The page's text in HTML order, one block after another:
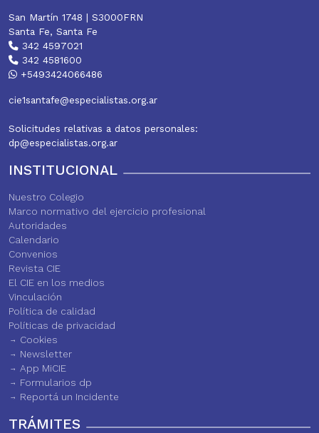
San Martín 1748 | S3000FRN
Santa Fe, Santa Fe
342 4597021
342 4581600
+5493424066486
cie1santafe@especialistas.org.ar
Solicitudes relativas a datos personales:
dp@especialistas.org.ar
INSTITUCIONAL
Nuestro Colegio
Marco normativo del ejercicio profesional
Autoridades
Calendario
Convenios
Revista CIE
El CIE en los medios
Vinculación
Política de calidad
Políticas de privacidad
Cookies
Newsletter
App MiCIE
Formularios dp
Reportá un Incidente
TRÁMITES